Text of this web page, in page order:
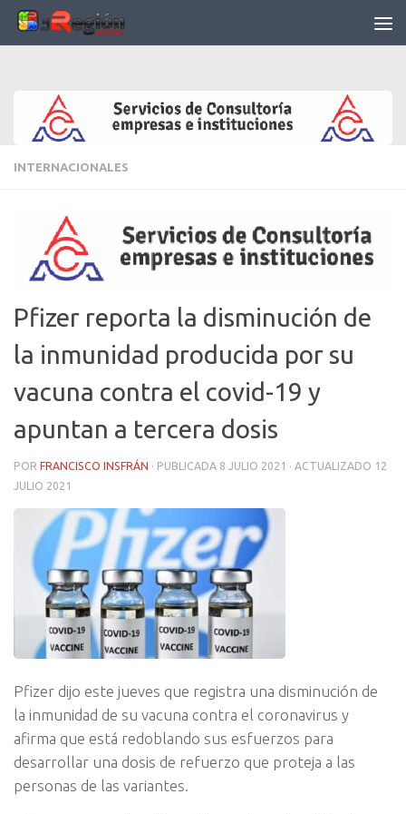
Saltar al contenido
INTERNACIONALES
Pfizer reporta la disminución de
la inmunidad producida por su
vacuna contra el covid-19 y
apuntan a tercera dosis
POR FRANCISCO INSFRÁN · PUBLICADA 8 JULIO 2021 · ACTUALIZADO 12
JULIO 2021
Pfizer dijo este jueves que registra una disminución de
la inmunidad de su vacuna contra el coronavirus y
afirma que está redoblando sus esfuerzos para
desarrollar una dosis de refuerzo que proteja a las
personas de las variantes.